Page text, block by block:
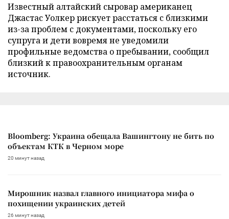
Известный алтайский сыровар американец
Джастас Уолкер рискует расстаться с близкими
из-за проблем с документами, поскольку его
супруга и дети вовремя не уведомили
профильные ведомства о пребывании, сообщил
близкий к правоохранительным органам
источник.
Bloomberg: Украина обещала Вашингтону не бить по
объектам КТК в Черном море
20 минут назад
Мирошник назвал главного инициатора мифа о
похищении украинских детей
26 минут назад